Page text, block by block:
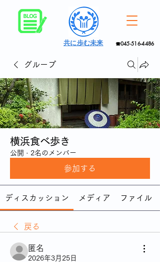
☎045-516-4486
共に歩む未来
グループ
横浜食べ歩き
公開 · 2名のメンバー
参加する
ディスカッション メディア ファイル
戻る
匿名
2026年3月25日